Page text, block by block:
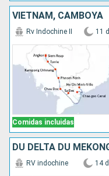
VIETNAM, CAMBOYA
Comidas incluidas
Rv Indochine II 11 d
RV indochine 14 d